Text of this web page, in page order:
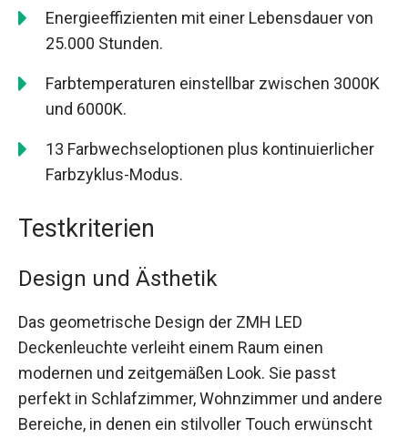
Energieeffizienten mit einer Lebensdauer von
25.000 Stunden.
Farbtemperaturen einstellbar zwischen 3000K
und 6000K.
13 Farbwechseloptionen plus kontinuierlicher
Farbzyklus-Modus.
Testkriterien
Design und Ästhetik
Das geometrische Design der ZMH LED
Deckenleuchte verleiht einem Raum einen
modernen und zeitgemäßen Look. Sie passt
perfekt in Schlafzimmer, Wohnzimmer und andere
Bereiche, in denen ein stilvoller Touch erwünscht